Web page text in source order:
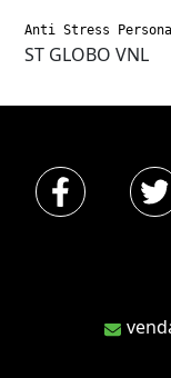
Anti Stress
ST GLOBO VNL